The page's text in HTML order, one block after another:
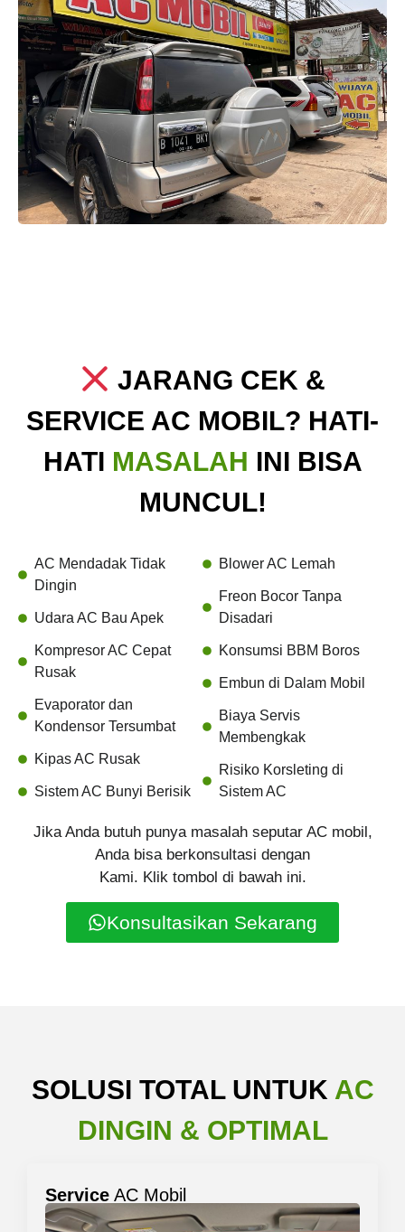
JARANG CEK &
SERVICE AC MOBIL? HATI-
HATI MASALAH INI BISA
MUNCUL!
AC Mendadak Tidak
Dingin
Udara AC Bau Apek
Kompresor AC Cepat
Rusak
Evaporator dan
Kondensor Tersumbat
Kipas AC Rusak
Sistem AC Bunyi Berisik
Blower AC Lemah
Freon Bocor Tanpa
Disadari
Konsumsi BBM Boros
Embun di Dalam Mobil
Biaya Servis
Membengkak
Risiko Korsleting di
Sistem AC
Jika Anda butuh punya masalah seputar AC mobil,
Anda bisa berkonsultasi dengan
Kami. Klik tombol di bawah ini.
Konsultasikan Sekarang
SOLUSI TOTAL UNTUK AC
DINGIN & OPTIMAL
Service AC Mobil